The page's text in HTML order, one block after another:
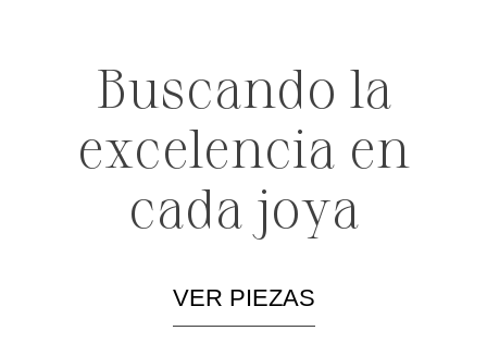
Buscando la
excelencia en
cada joya
VER PIEZAS